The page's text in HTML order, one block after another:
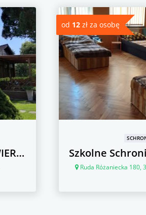
NOCLEGI U DUDKA W ZWIERZYŃCU
od 12 zł za osobę
Ruda Różaniecka 180,